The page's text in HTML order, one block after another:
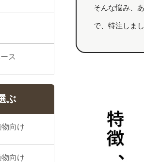
ス
ぶ
向け
向け
そんな悩み、
で、特注しま